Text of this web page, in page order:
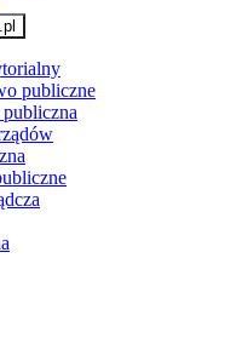
i logowanie do serwisu
publiczne
się w nowej karcie